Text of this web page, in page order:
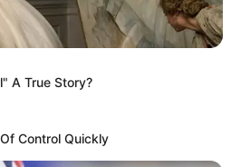
A True Story?
Control Quickly